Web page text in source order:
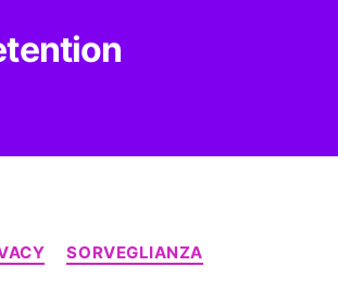
SORVEGLIANZA